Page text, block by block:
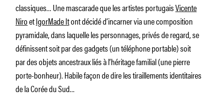
classiques… Une mascarade que les artistes portugaisVicente
NiroetIgorMade Itont décidé d’incarner via une composition
pyramidale, dans laquelle les personnages, privés de regard, se
définissent soit par des gadgets (un téléphone portable) soit
par des objets ancestraux liés à l’héritage familial (une pierre
porte-bonheur). Habile façon de dire les tiraillements identitaires
de la Corée du Sud…